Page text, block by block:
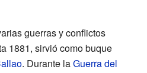
guerras y conflictos
1881, sirvió como buque
. Durante laGuerra del